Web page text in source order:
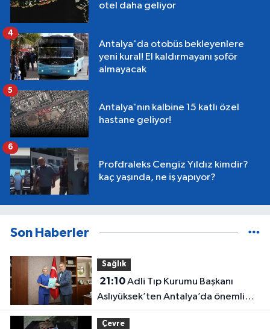
otel daha geliyor
Antalya'da otobüs bekleyenlere
yeni kural! El kaldırmayanı şoför
almayacak
4
Antalya'nın kalbine 15 katlı özel
hastane geliyor!
5
Profdraleks Cengiz Yıldız kimdir?
kaç yaşında, ne iş yapıyor?
6
Son Haberler
Sağlık
21:10Adli Tıp Kurumu Başkanı
Aslıyüksek’ten Antalya’da önemli
ziyaret
Çevre